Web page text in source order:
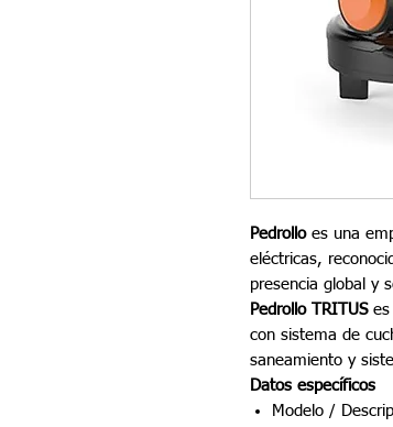
Pedrolloes una
eléctricas,
presencia global y
Pedrollo TRITUSes
con sistema de
saneamiento y
Datos específicos
Modelo /